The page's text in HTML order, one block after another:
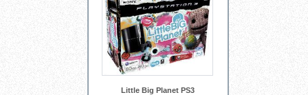
Little Big Planet PS3